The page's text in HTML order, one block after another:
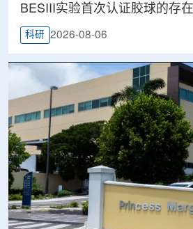
BESIII实验首次认证胶球的存在
科研 2026-08-06